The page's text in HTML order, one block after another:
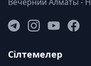
Сілтемелер